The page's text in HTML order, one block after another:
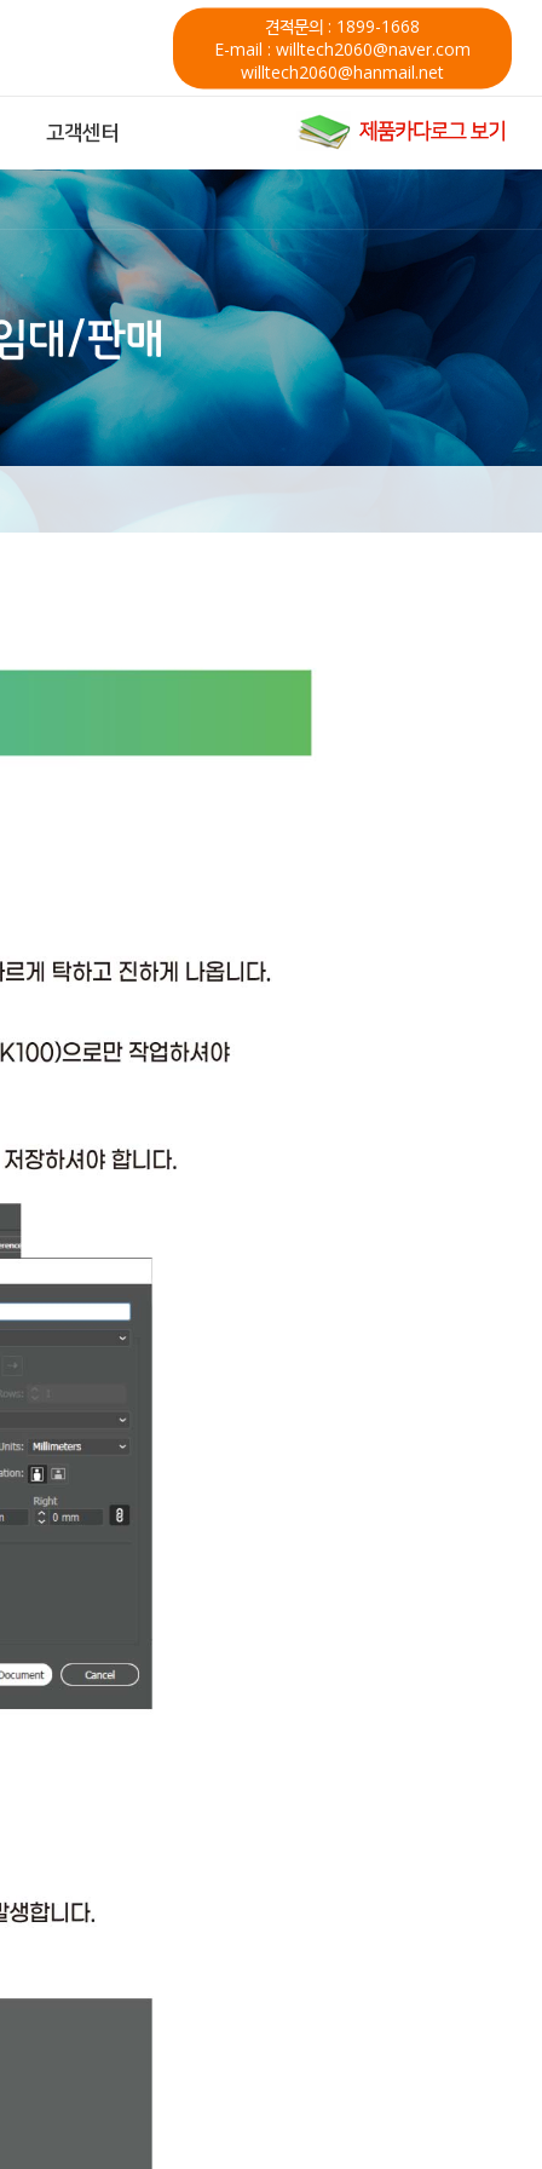
견적문의 : 1899-1668
E-mail : willtech2060@naver.com
willtech2060@hanmail.net
고객센터
대/판매